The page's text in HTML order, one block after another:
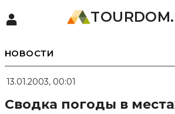
НОВОСТИ
13.01.2003, 00:01
Сводка погоды в